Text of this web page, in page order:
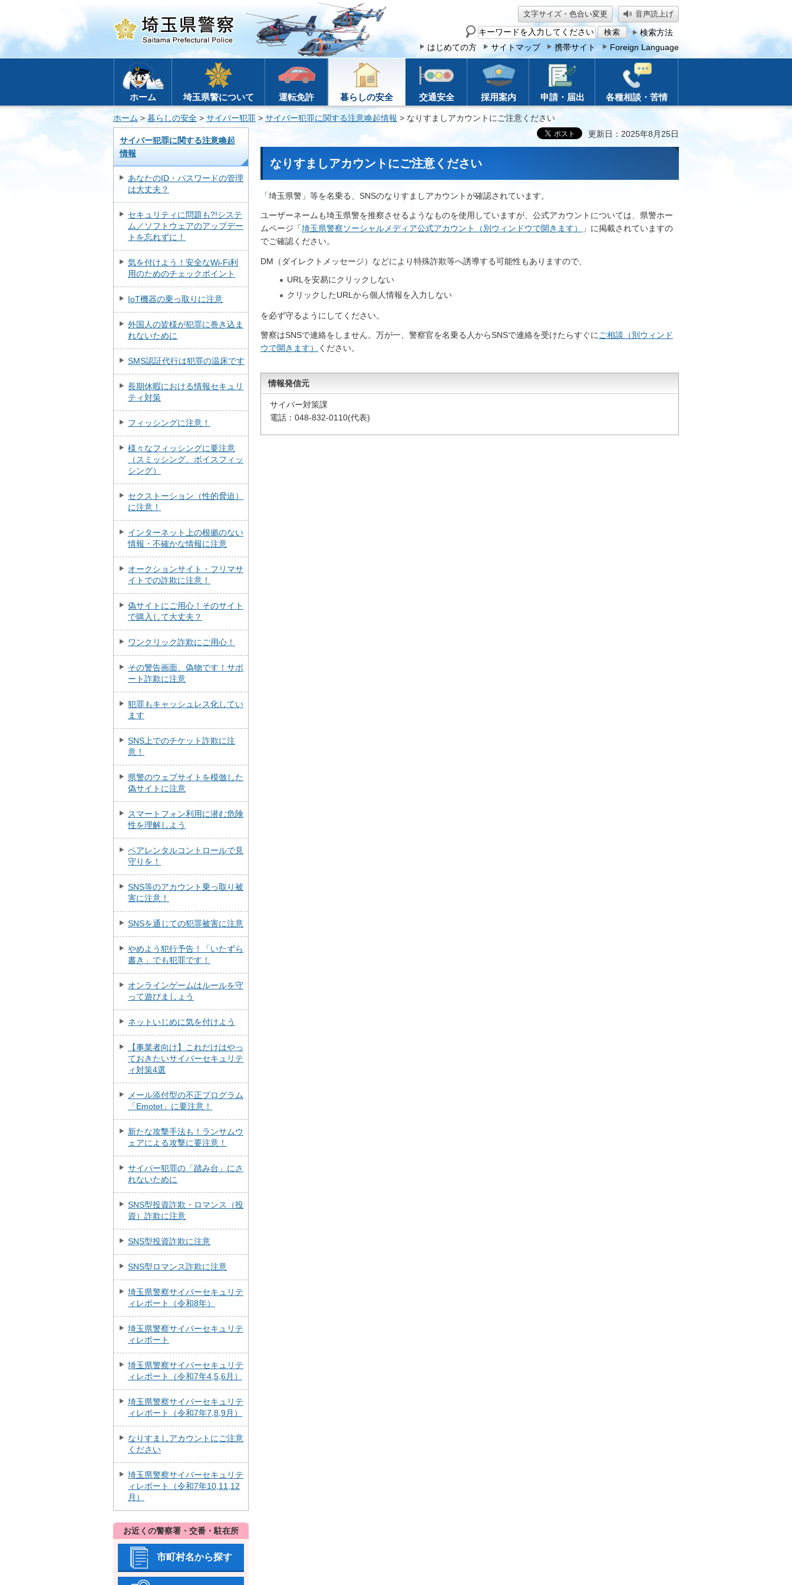
文字サイズ・色合い変更 音声読上げ
サ
イ
ト
検索方法
はじめての方
サイトマップ 携帯サイト Foreign Language
ホーム 埼玉県警について 運転免許 暮らしの安全 交通安全 採用案内 申請・届出 各種相談・苦情
ホーム > 暮らしの安全 > サイバー犯罪 > サイバー犯罪に関する注意喚起情報 > なりすましアカウントにご注意ください
サイバー犯罪に関する注意喚起
情報
あなたのID・パスワードの管理
は大丈夫？
セキュリティに問題も?!システ
ム／ソフトウェアのアップデー
トを忘れずに！
気を付けよう！安全なWi-Fi利
用のためのチェックポイント
IoT機器の乗っ取りに注意
外国人の皆様が犯罪に巻き込ま
れないために
SMS認証代行は犯罪の温床です
長期休暇における情報セキュリ
ティ対策
フィッシングに注意！
様々なフィッシングに要注意
（スミッシング、ボイスフィッ
シング）
セクストーション（性的脅迫）
に注意！
インターネット上の根拠のない
情報・不確かな情報に注意
オークションサイト・フリマサ
イトでの詐欺に注意！
偽サイトにご用心！そのサイト
で購入して大丈夫？
ワンクリック詐欺にご用心！
その警告画面、偽物です！サポ
ート詐欺に注意
犯罪もキャッシュレス化してい
ます
SNS上でのチケット詐欺に注
意！
県警のウェブサイトを模倣した
偽サイトに注意
スマートフォン利用に潜む危険
性を理解しよう
ペアレンタルコントロールで見
守りを！
SNS等のアカウント乗っ取り被
害に注意！
SNSを通じての犯罪被害に注意
やめよう犯行予告！「いたずら
書き」でも犯罪です！
オンラインゲームはルールを守
って遊びましょう
ネットいじめに気を付けよう
【事業者向け】これだけはやっ
ておきたいサイバーセキュリテ
ィ対策4選
メール添付型の不正プログラム
「Emotet」に要注意！
新たな攻撃手法も！ランサムウ
ェアによる攻撃に要注意！
サイバー犯罪の「踏み台」にさ
れないために
SNS型投資詐欺・ロマンス（投
資）詐欺に注意
SNS型投資詐欺に注意
SNS型ロマンス詐欺に注意
埼玉県警察サイバーセキュリテ
ィレポート（令和8年）
埼玉県警察サイバーセキュリテ
ィレポート
埼玉県警察サイバーセキュリテ
ィレポート（令和7年4,5,6月）
埼玉県警察サイバーセキュリテ
ィレポート（令和7年7,8,9月）
なりすましアカウントにご注意
ください
埼玉県警察サイバーセキュリテ
ィレポート（令和7年10,11,12
月）
お近くの警察署・交番・駐在所
市町村名から探す
更新日：2025年8月25日
なりすましアカウントにご注意ください
「埼玉県警」等を名乗る、SNSのなりすましアカウントが確認されています。
ユーザーネームも埼玉県警を推察させるようなものを使用していますが、公式アカウントについては、県警ホー
ムページ「埼玉県警察ソーシャルメディア公式アカウント（別ウィンドウで開きます）
」に掲載されていますの
でご確認ください。
DM（ダイレクトメッセージ）などにより特殊詐欺等へ誘導する可能性もありますので、
URLを安易にクリックしない
クリックしたURLから個人情報を入力しない
を必ず守るようにしてください。
警察はSNSで連絡をしません。万が一、警察官を名乗る人からSNSで連絡を受けたらすぐに ご相談（別ウィンド
ウで開きます）
ください。
情報発信元
サイバー対策課
電話：048-832-0110(代表)